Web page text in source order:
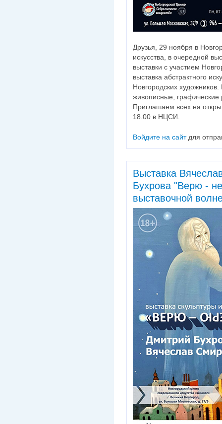
Друзья, 29 ноября в
искусства, в очередной
выставки с участием
выставка абстрактного
Новгородских
живописные, графические
Приглашаем всех на
18.00 в НЦСИ.
Войдите на сайтдля
Выставка
Бухрова "Верю -
выставочной